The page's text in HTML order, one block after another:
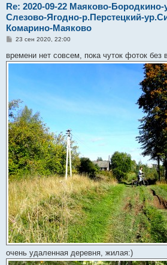
Re: 2020-09-22 Маяково-
Слезово-Ягодно-р.Перстецкий-
Комарино-Маяково
С
о
б
23 сен 2020, 22:00
времени нет совсем, пока чуток фоток без
очень удаленная деревня, жилая:)